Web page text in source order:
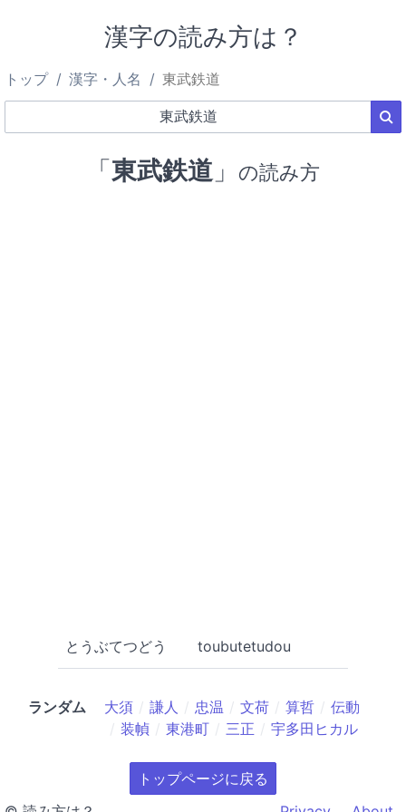
漢字の読み方は？
トップ 漢字・人名 東武鉄道
「東武鉄道」 の読み方
とうぶてつどう toubutetudou
ランダム 大須 謙人 忠温 文荷 算哲
伝動
装幀
東港町 三正 宇多田ヒカル
トップページに戻る